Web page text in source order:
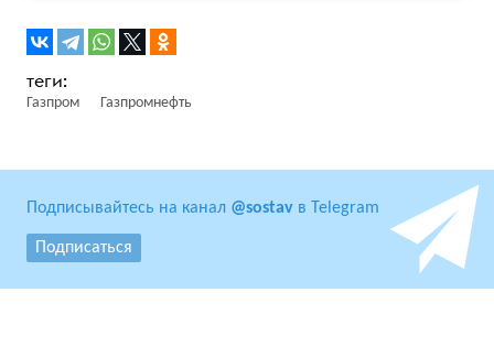
Газпром Газпромнефть
Подписывайтесь на канал @sostav в Telegram
Подписаться